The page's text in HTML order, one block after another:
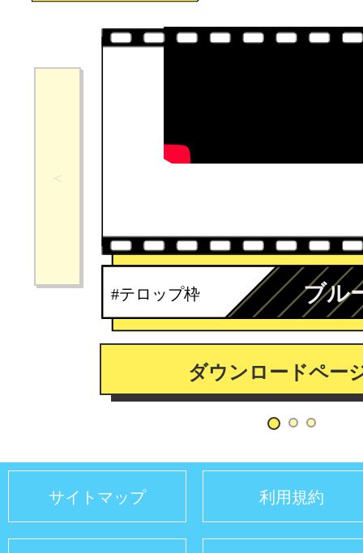
#テロップ枠 ブル
ダウンロードペー
サイトマップ 利用規約